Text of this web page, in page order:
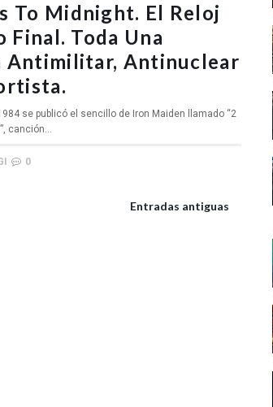
To Midnight. El Reloj
Final. Toda Una
Antimilitar, Antinuclear
se publicó el sencillo de Iron Maiden llamado “2
canción...
0
Entradas antiguas